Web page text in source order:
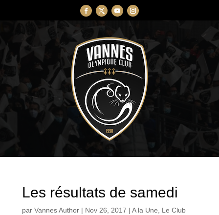
Les résultats de samedi
par Vannes Author| Nov 26, 2017 | A la Une, Le Club